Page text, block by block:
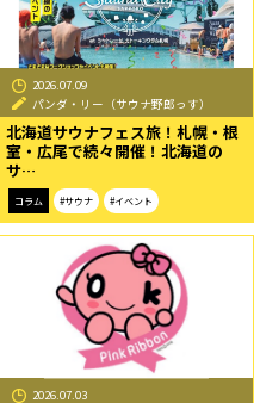
2026.07.09
パンダ・リー（サウナ野郎っす）
北海道サウナフェス旅！札幌・根
室・広尾で続々開催！北海道の
サ…
コラム #サウナ #イベント
2026.07.03